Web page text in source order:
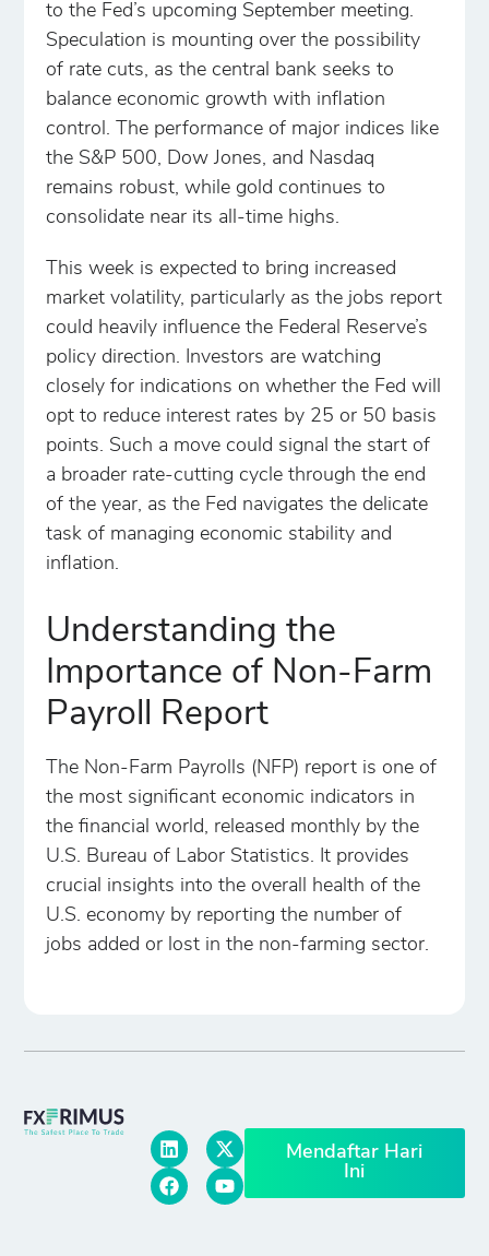
to the Fed’s upcoming September meeting.
Speculation is mounting over the possibility
of rate cuts, as the central bank seeks to
balance economic growth with inflation
control. The performance of major indices like
the S&P 500, Dow Jones, and Nasdaq
remains robust, while gold continues to
consolidate near its all-time highs.
This week is expected to bring increased
market volatility, particularly as the jobs report
could heavily influence the Federal Reserve’s
policy direction. Investors are watching
closely for indications on whether the Fed will
opt to reduce interest rates by 25 or 50 basis
points. Such a move could signal the start of
a broader rate-cutting cycle through the end
of the year, as the Fed navigates the delicate
task of managing economic stability and
inflation.
Understanding the
Importance of Non-Farm
Payroll Report
The Non-Farm Payrolls (NFP) report is one of
the most significant economic indicators in
the financial world, released monthly by the
U.S. Bureau of Labor Statistics. It provides
crucial insights into the overall health of the
U.S. economy by reporting the number of
jobs added or lost in the non-farming sector.
Mendaftar Hari
Ini